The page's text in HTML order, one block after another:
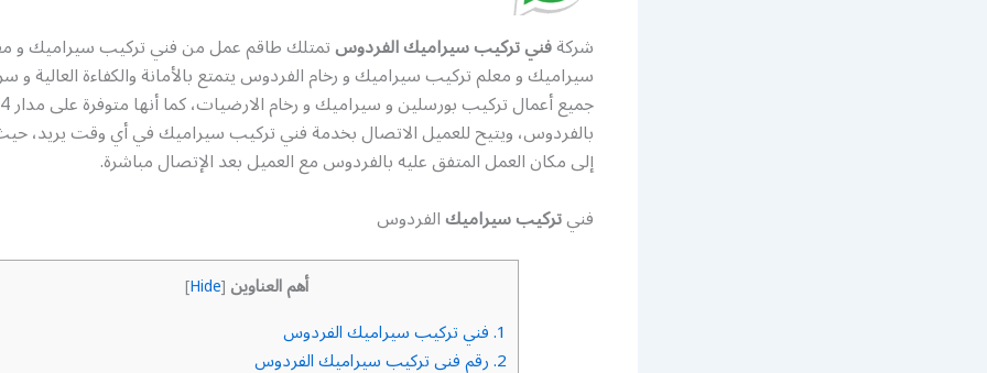
شركةفني تركيب سيراميك الفردوستمتلك طاقم عمل من فني تركيب سيراميك و
سيراميك و معلم تركيب سيراميك و رخام الفردوس يتمتع بالأمانة والكفاءة العالية و
بالفردوس، ويتيح للعميل الاتصال بخدمة فني تركيب سيراميك في أي وقت يريد،
إلى مكان العمل المتفق عليه بالفردوس مع العميل بعد الإتصال مباشرة.
فنيتركيب سيراميكالفردوس
أهم العناوين [
Hide
]
1. فني تركيب سيراميك الفردوس
2. رقم فني تركيب سيراميك الفردوس